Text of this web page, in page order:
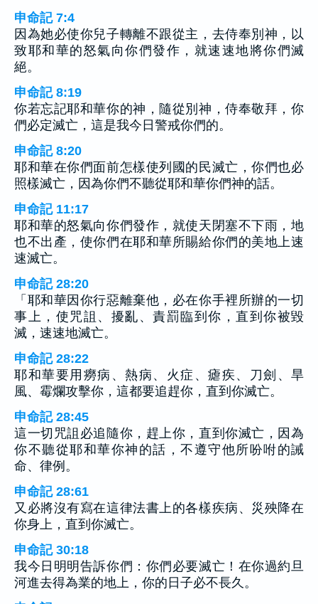
申命記 7:4
因為她必使你兒子轉離不跟從主，去侍奉別神，以
致耶和華的怒氣向你們發作，就速速地將你們滅
絕。
申命記 8:19
你若忘記耶和華你的神，隨從別神，侍奉敬拜，你
們必定滅亡，這是我今日警戒你們的。
申命記 8:20
耶和華在你們面前怎樣使列國的民滅亡，你們也必
照樣滅亡，因為你們不聽從耶和華你們神的話。
申命記 11:17
耶和華的怒氣向你們發作，就使天閉塞不下雨，地
也不出產，使你們在耶和華所賜給你們的美地上速
速滅亡。
申命記 28:20
「耶和華因你行惡離棄他，必在你手裡所辦的一切
事上，使咒詛、擾亂、責罰臨到你，直到你被毀
滅，速速地滅亡。
申命記 28:22
耶和華要用癆病、熱病、火症、瘧疾、刀劍、旱
風、霉爛攻擊你，這都要追趕你，直到你滅亡。
申命記 28:45
這一切咒詛必追隨你，趕上你，直到你滅亡，因為
你不聽從耶和華你神的話，不遵守他所吩咐的誡
命、律例。
申命記 28:61
又必將沒有寫在這律法書上的各樣疾病、災殃降在
你身上，直到你滅亡。
申命記 30:18
我今日明明告訴你們：你們必要滅亡！在你過約旦
河進去得為業的地上，你的日子必不長久。